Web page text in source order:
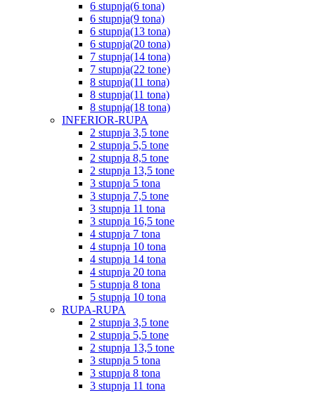
6 stupnja(6 tona)
6 stupnja(9 tona)
6 stupnja(13 tona)
6 stupnja(20 tona)
7 stupnja(14 tona)
7 stupnja(22 tone)
8 stupnja(11 tona)
8 stupnja(11 tona)
8 stupnja(18 tona)
INFERIOR-RUPA
2 stupnja 3,5 tone
2 stupnja 5,5 tone
2 stupnja 8,5 tone
2 stupnja 13,5 tone
3 stupnja 5 tona
3 stupnja 7,5 tone
3 stupnja 11 tona
3 stupnja 16,5 tone
4 stupnja 7 tona
4 stupnja 10 tona
4 stupnja 14 tona
4 stupnja 20 tona
5 stupnja 8 tona
5 stupnja 10 tona
RUPA-RUPA
2 stupnja 3,5 tone
2 stupnja 5,5 tone
2 stupnja 13,5 tone
3 stupnja 5 tona
3 stupnja 8 tona
3 stupnja 11 tona